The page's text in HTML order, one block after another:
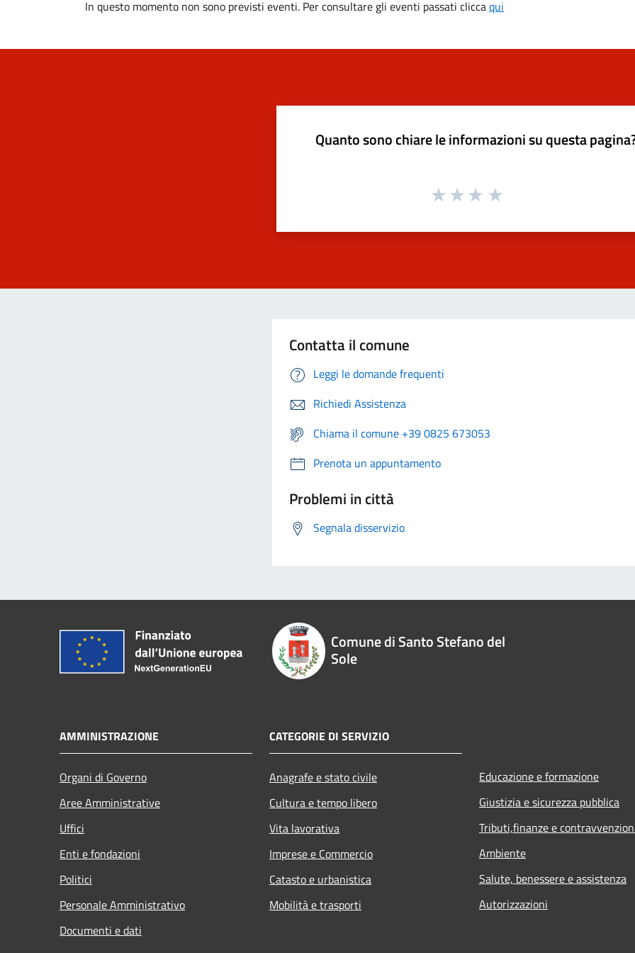
In questo momento non sono previsti eventi. Per consultare gli eventi passati cliccaqui
Quanto sono chiare le informazioni su questa
Contatta il comune
Leggi le domande frequenti
Richiedi Assistenza
Chiama il comune +39 0825 673053
Prenota un appuntamento
Problemi in città
Segnala disservizio
Comune di Santo Stefano del
Sole
AMMINISTRAZIONE
Organi di Governo
Aree Amministrative
Uffici
Enti e fondazioni
Politici
Personale Amministrativo
Documenti e dati
CATEGORIE DI SERVIZIO
Anagrafe e stato civile
Cultura e tempo libero
Vita lavorativa
Imprese e Commercio
Catasto e urbanistica
Mobilità e trasporti
Educazione e formazione
Giustizia e sicurezza pubblica
Tributi,finanze e
Ambiente
Salute, benessere e assistenza
Autorizzazioni